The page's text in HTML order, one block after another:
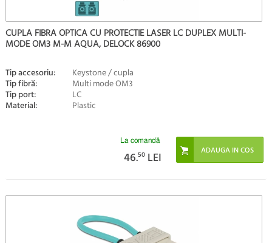
CUPLA FIBRA OPTICA CU PROTECTIE LASER LC DUPLEX MULTI-
MODE OM3 M-M AQUA, DELOCK 86900
Tip accesoriu: Keystone / cupla
Tip fibră: Multi mode OM3
Tip port: LC
Material: Plastic
La comandă
46.50 LEI